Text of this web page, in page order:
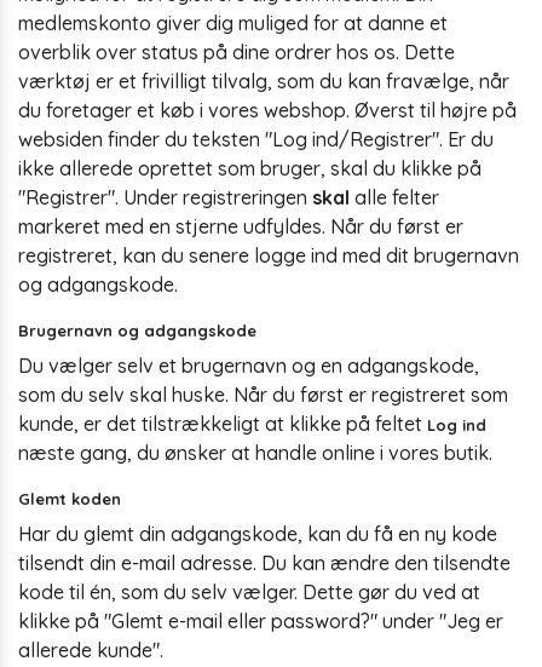
medlemskonto giver dig muliged for at danne et
overblik over status på dine ordrer hos os. Dette
værktøj er et frivilligt tilvalg, som du kan fravælge, når
du foretager et køb i vores webshop. Øverst til højre på
websiden finder du teksten "Log ind/Registrer". Er du
ikke allerede oprettet som bruger, skal du klikke på
"Registrer". Under registreringen skal alle felter
markeret med en stjerne udfyldes. Når du først er
registreret, kan du senere logge ind med dit brugernavn
og adgangskode.
Brugernavn og adgangskode
Du vælger selv et brugernavn og en adgangskode,
som du selv skal huske. Når du først er registreret som
kunde, er det tilstrækkeligt at klikke på feltet Log ind
næste gang, du ønsker at handle online i vores butik.
Glemt koden
Har du glemt din adgangskode, kan du få en ny kode
tilsendt din e-mail adresse. Du kan ændre den tilsendte
kode til én, som du selv vælger. Dette gør du ved at
klikke på "Glemt e-mail eller password?" under "Jeg er
allerede kunde".